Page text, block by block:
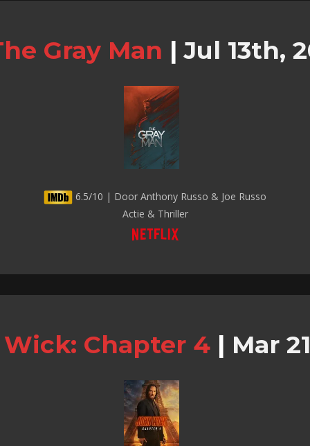
Gray Man | Jul 13th,
6.5/10 | Door Anthony Russo & Joe Russo
Actie & Thriller
Chapter 4 | Mar